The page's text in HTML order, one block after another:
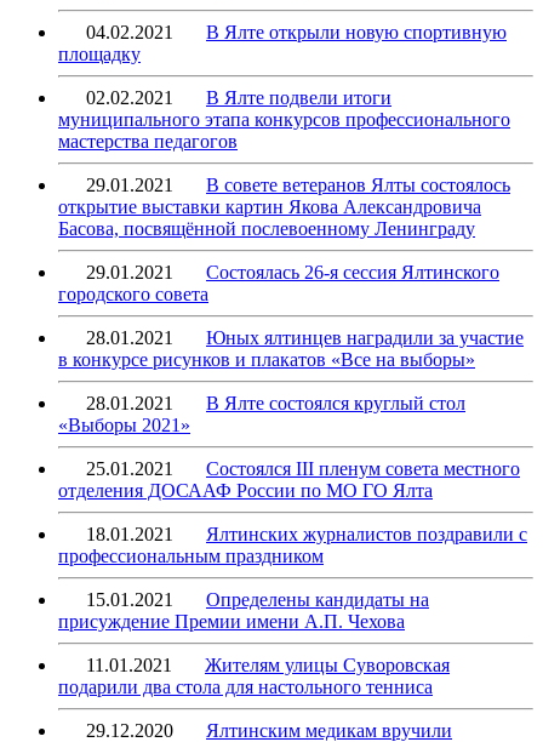
04.02.2021
В Ялте открыли новую спортивную
площадку
02.02.2021
В Ялте подвели итоги
муниципального этапа конкурсов профессионального
мастерства педагогов
29.01.2021
В совете ветеранов Ялты состоялось
открытие выставки картин Якова Александровича
Басова, посвящённой послевоенному Ленинграду
29.01.2021
Состоялась 26-я сессия Ялтинского
городского совета
28.01.2021
Юных ялтинцев наградили за участие
в конкурсе рисунков и плакатов «Все на выборы»
28.01.2021
В Ялте состоялся круглый стол
«Выборы 2021»
25.01.2021
Состоялся III пленум совета местного
отделения ДОСААФ России по МО ГО Ялта
18.01.2021
Ялтинских журналистов поздравили с
профессиональным праздником
15.01.2021
Определены кандидаты на
присуждение Премии имени А.П. Чехова
11.01.2021
Жителям улицы Суворовская
подарили два стола для настольного тенниса
29.12.2020
Ялтинским медикам вручили